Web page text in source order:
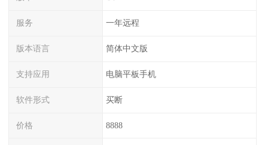
服务 一年远程
版本语言 简体中文版
支持应用 电脑平板手机
软件形式 买断
价格 8888